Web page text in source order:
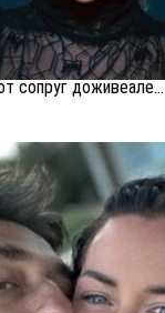
сопруг доживеале...